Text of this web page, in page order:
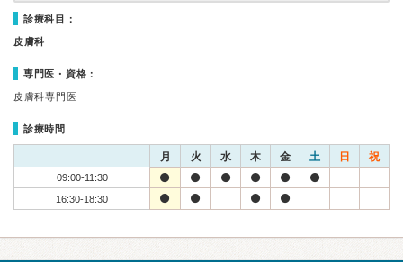
診療科目：
皮膚科
専門医・資格：
皮膚科専門医
診療時間
月 火 水 木 金 土 日 祝
09:00-11:30
16:30-18:30